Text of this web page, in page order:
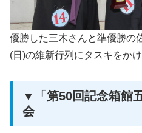
優勝した三木さんと準優勝の
(日)の維新行列にタスキをか
▼「第50回記念箱館
会